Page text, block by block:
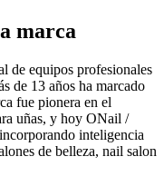
marca
de equipos profesionales
de 13 años ha marcado
fue pionera en el
uñas, y hoy ONail /
inteligencia
de belleza, nail salon